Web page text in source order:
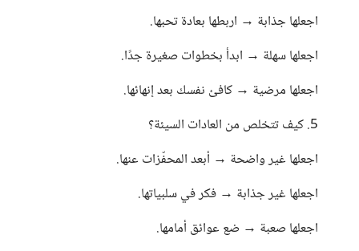
اجعلها جذابة → اربطها بعادة تحبها.
اجعلها سهلة → ابدأ بخطوات صغيرة جدًا.
اجعلها مرضية → كافئ نفسك بعد إنهائها.
5. كيف تتخلص من العادات السيئة؟
اجعلها غير واضحة → أبعد المحفّزات عنها.
اجعلها غير جذابة → فكر في سلبياتها.
اجعلها صعبة → ضع عوائق أمامها.